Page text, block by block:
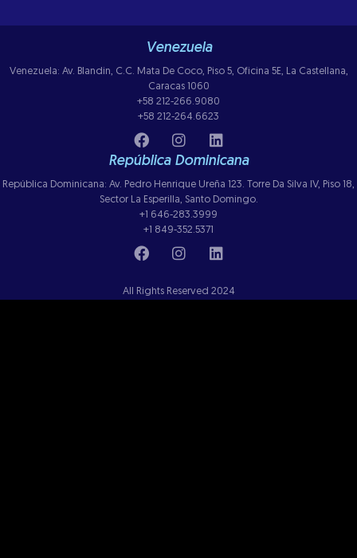
Venezuela
Venezuela: Av. Blandin, C.C. Mata De Coco, Piso 5, Oficina 5E, La Castellana,
Caracas 1060
+58 212-266.9080
+58 212-264.6623
República Dominicana
República Dominicana: Av. Pedro Henrique Ureña 123. Torre Da Silva IV, Piso 18,
Sector La Esperilla, Santo Domingo.
+1 646-283.3999
+1 849-352.5371
All Rights Reserved 2024